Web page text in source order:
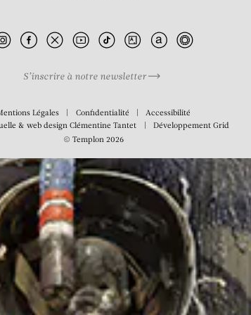
Dead End Dead I
S’inscrire à notre newsletter
Légales Confidentialité
Accessibilité
& web designClémentine Tantet Développement Grid
© Templon 2026